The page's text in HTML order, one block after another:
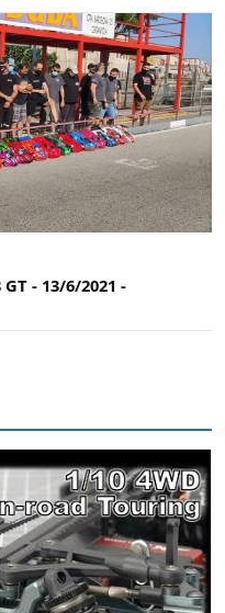
- 13/6/2021 -